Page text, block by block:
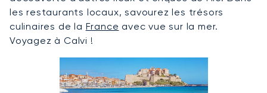
les restaurants locaux, savourez les trésors
culinaires de la France avec vue sur la mer.
Voyagez à Calvi !